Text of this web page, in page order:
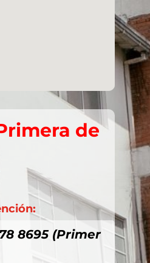
de
8695 (Primer